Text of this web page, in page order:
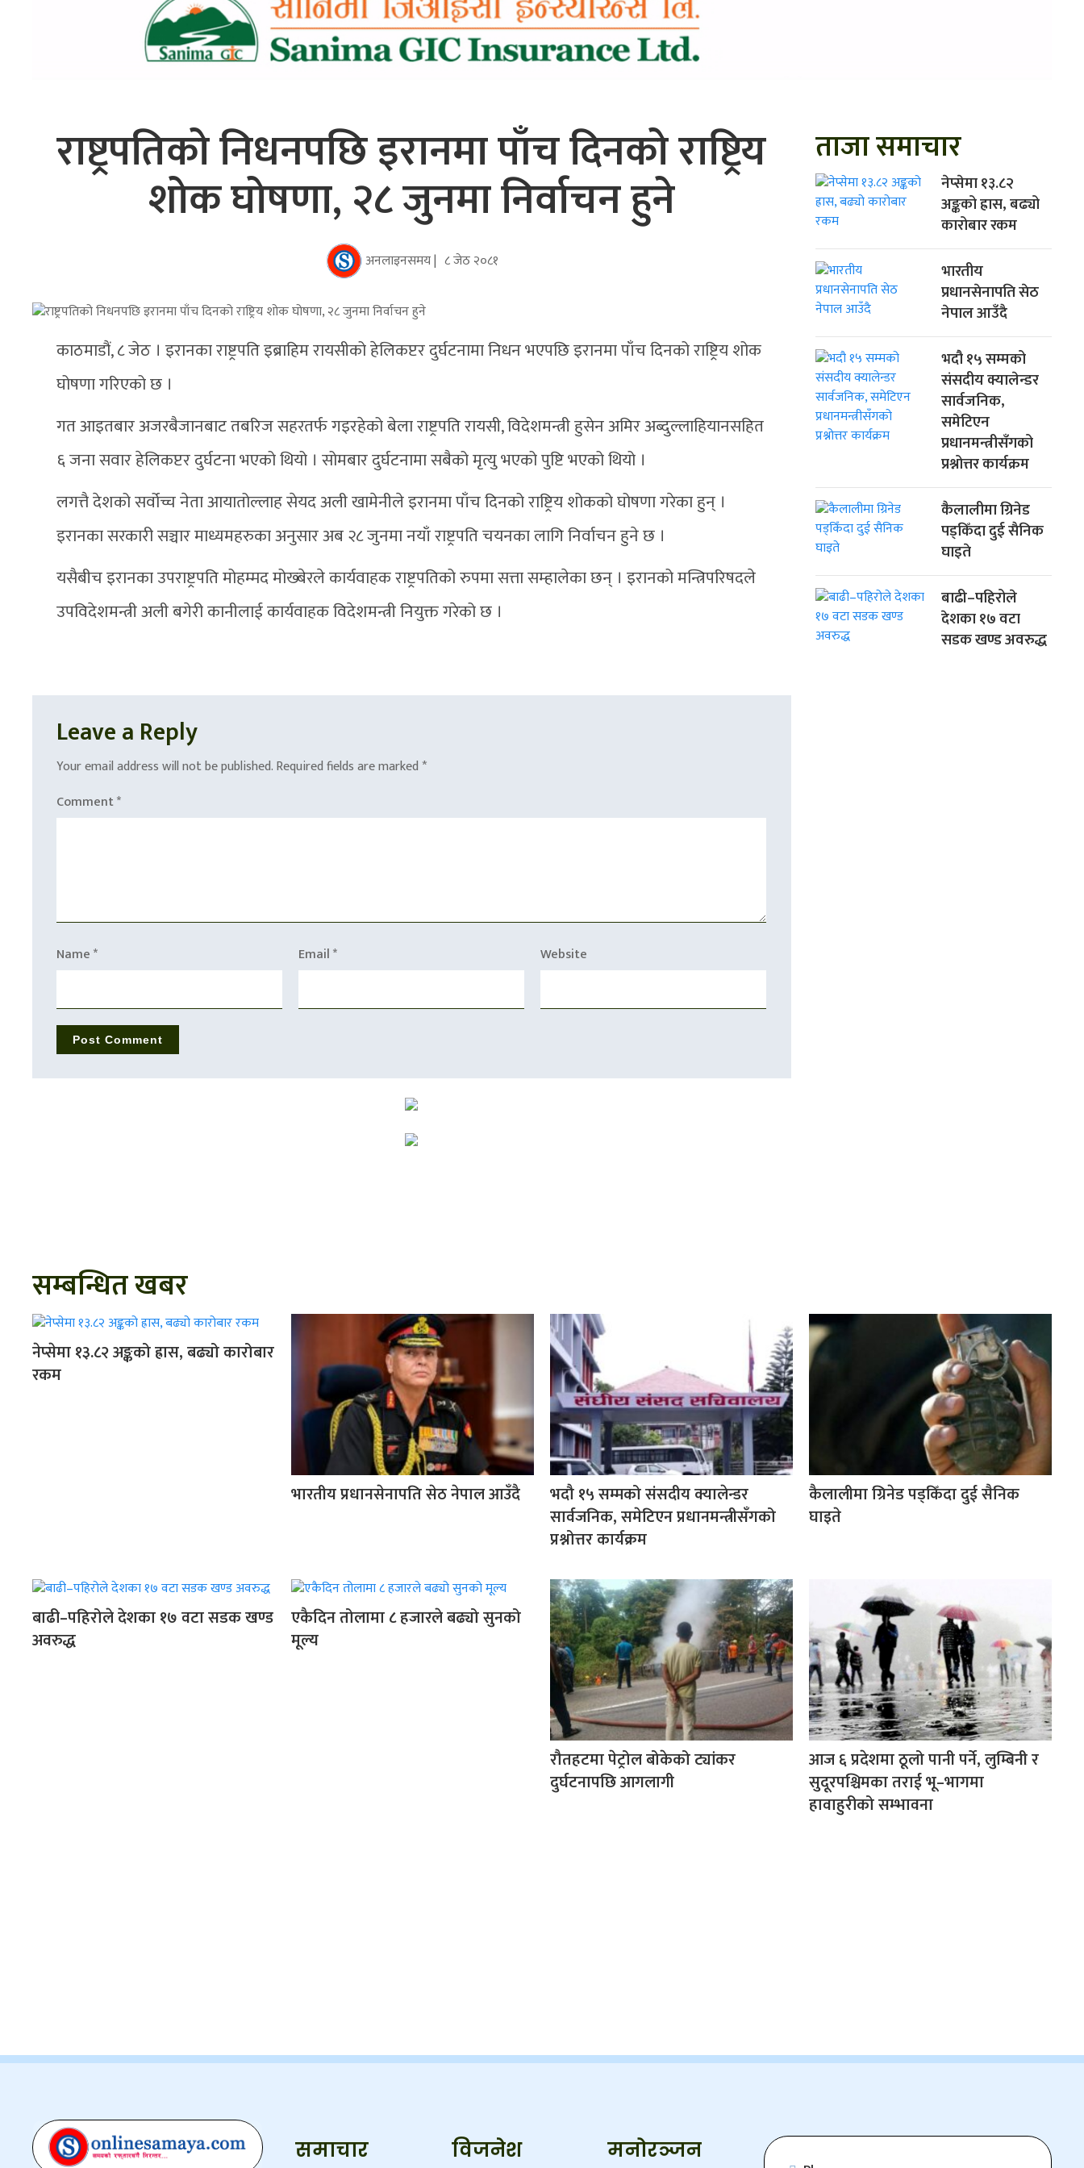
राष्ट्रपतिको निधनपछि इरानमा पाँच दिनको राष्ट्रिय
शोक घोषणा, २८ जुनमा निर्वाचन हुने
अनलाइनसमय | ८ जेठ २०८१
काठमाडौं, ८ जेठ । इरानका राष्ट्रपति इब्राहिम रायसीको हेलिकप्टर दुर्घटनामा निधन भएपछि इरानमा पाँच दिनको राष्ट्रिय शोक
घोषणा गरिएको छ ।
गत आइतबार अजरबैजानबाट तबरिज सहरतर्फ गइरहेको बेला राष्ट्रपति रायसी, विदेशमन्त्री हुसेन अमिर अब्दुल्लाहियानसहित
६ जना सवार हेलिकप्टर दुर्घटना भएको थियो । सोमबार दुर्घटनामा सबैको मृत्यु भएको पुष्टि भएको थियो ।
लगत्तै देशको सर्वोच्च नेता आयातोल्लाह सेयद अली खामेनीले इरानमा पाँच दिनको राष्ट्रिय शोकको घोषणा गरेका हुन् ।
इरानका सरकारी सञ्चार माध्यमहरुका अनुसार अब २८ जुनमा नयाँ राष्ट्रपति चयनका लागि निर्वाचन हुने छ ।
यसैबीच इरानका उपराष्ट्रपति मोहम्मद मोख्बेरले कार्यवाहक राष्ट्रपतिको रुपमा सत्ता सम्हालेका छन् । इरानको मन्त्रिपरिषदले
उपविदेशमन्त्री अली बगेरी कानीलाई कार्यवाहक विदेशमन्त्री नियुक्त गरेको छ ।
Leave a Reply
Your email address will not be published.Required fields are marked *
Comment*
Name* Email* Website
ताजा समाचार
नेप्सेमा १३.८२
अङ्कको ह्रास, बढ्यो
कारोबार रकम
भारतीय
प्रधानसेनापति सेठ
नेपाल आउँदै
भदौ १५ सम्मको
संसदीय क्यालेन्डर
सार्वजनिक,
समेटिएन
प्रधानमन्त्रीसँगको
प्रश्नोत्तर कार्यक्रम
कैलालीमा ग्रिनेड
पड्किँदा दुई सैनिक
घाइते
बाढी–पहिरोले
देशका १७ वटा
सडक खण्ड अवरुद्ध
सम्बन्धित खबर
नेप्सेमा १३.८२ अङ्कको ह्रास, बढ्यो कारोबार
रकम
भारतीय प्रधानसेनापति सेठ नेपाल आउँदै
भदौ १५ सम्मको संसदीय क्यालेन्डर
सार्वजनिक, समेटिएन प्रधानमन्त्रीसँगको
प्रश्नोत्तर कार्यक्रम
कैलालीमा ग्रिनेड पड्किँदा दुई सैनिक
घाइते
बाढी–पहिरोले देशका १७ वटा सडक खण्ड
अवरुद्ध
एकैदिन तोलामा ८ हजारले बढ्यो सुनको
मूल्य
रौतहटमा पेट्रोल बोकेको ट्यांकर
दुर्घटनापछि आगलागी
आज ६ प्रदेशमा ठूलो पानी पर्ने, लुम्बिनी र
सुदूरपश्चिमका तराई भू–भागमा
हावाहुरीको सम्भावना
समाचार विजनेश मनोरञ्जन